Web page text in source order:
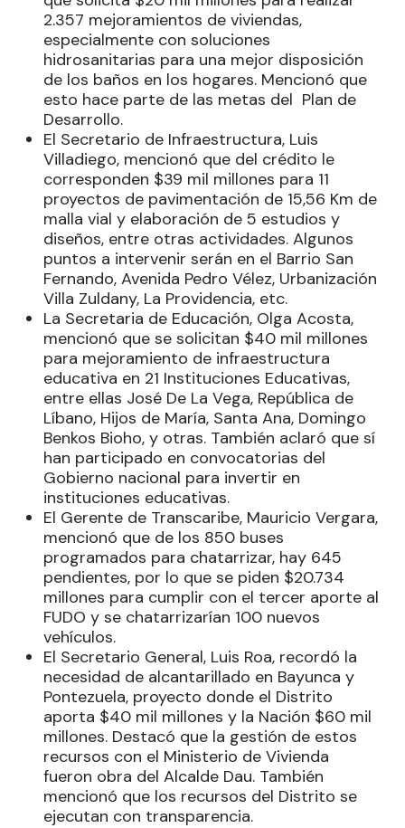
2.357 mejoramientos de viviendas,
especialmente con soluciones
hidrosanitarias para una mejor disposición
de los baños en los hogares. Mencionó que
esto hace parte de las metas del Plan de
Desarrollo.
El Secretario de Infraestructura, Luis
Villadiego, mencionó que del crédito le
corresponden $39 mil millones para 11
proyectos de pavimentación de 15,56 Km de
malla vial y elaboración de 5 estudios y
diseños, entre otras actividades. Algunos
puntos a intervenir serán en el Barrio San
Fernando, Avenida Pedro Vélez, Urbanización
Villa Zuldany, La Providencia, etc.
La Secretaria de Educación, Olga Acosta,
mencionó que se solicitan $40 mil millones
para mejoramiento de infraestructura
educativa en 21 Instituciones Educativas,
entre ellas José De La Vega, República de
Líbano, Hijos de María, Santa Ana, Domingo
Benkos Bioho, y otras. También aclaró que sí
han participado en convocatorias del
Gobierno nacional para invertir en
instituciones educativas.
El Gerente de Transcaribe, Mauricio Vergara,
mencionó que de los 850 buses
programados para chatarrizar, hay 645
pendientes, por lo que se piden $20.734
millones para cumplir con el tercer aporte al
FUDO y se chatarrizarían 100 nuevos
vehículos.
El Secretario General, Luis Roa, recordó la
necesidad de alcantarillado en Bayunca y
Pontezuela, proyecto donde el Distrito
aporta $40 mil millones y la Nación $60 mil
millones. Destacó que la gestión de estos
recursos con el Ministerio de Vivienda
fueron obra del Alcalde Dau. También
mencionó que los recursos del Distrito se
ejecutan con transparencia.